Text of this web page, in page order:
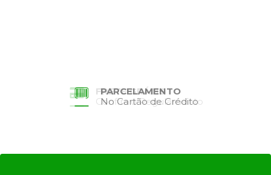
PARCELAMENTO
No Cartão de Crédito